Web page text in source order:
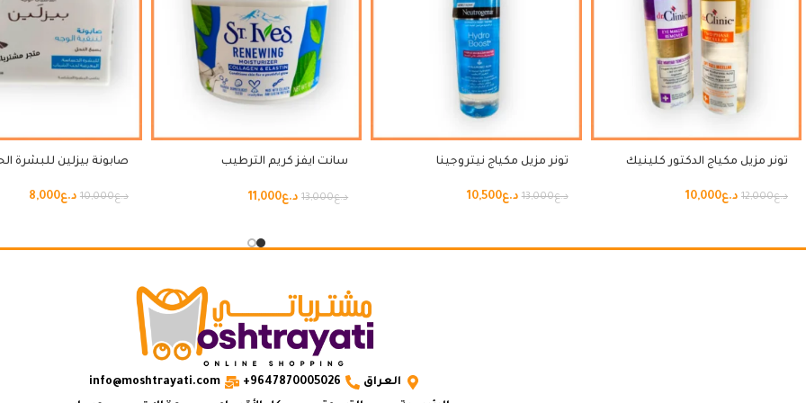
تونر مزيل مكياج الدكتور كلينيك
د.ع12,000 د.ع10,000
تونر مزيل مكياج نيتروجينا
د.ع13,000 د.ع10,500
سانت ايفز كريم الترطيب
د.ع13,000 د.ع11,000
صابونة بيزلين للبشرة
د.ع10,000 د.ع8,000
العراق 9647870005026+
info@moshtrayati.com